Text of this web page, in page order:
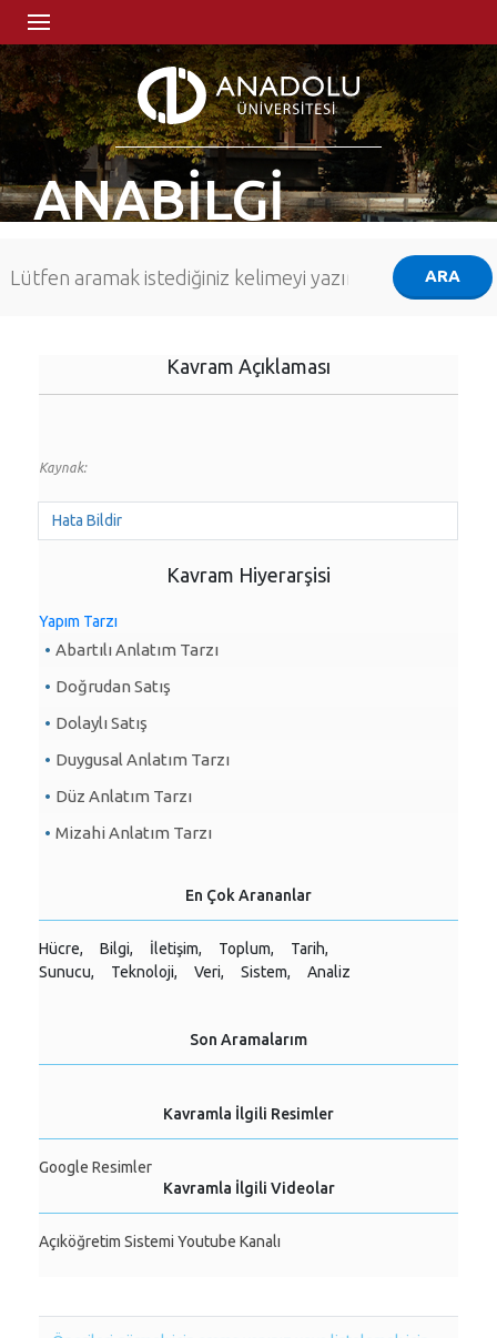
ANABİLGİ
Kavram Açıklaması
Kaynak:
Hata Bildir
Kavram Hiyerarşisi
Yapım Tarzı
Abartılı Anlatım Tarzı
Doğrudan Satış
Dolaylı Satış
Duygusal Anlatım Tarzı
Düz Anlatım Tarzı
Mizahi Anlatım Tarzı
En Çok Arananlar
Hücre, Bilgi, İletişim, Toplum,
Tarih,
Sunucu,
Teknoloji, Veri, Sistem, Analiz
Son Aramalarım
Kavramla İlgili Resimler
Google Resimler
Kavramla İlgili Videolar
Açıköğretim Sistemi Youtube Kanalı